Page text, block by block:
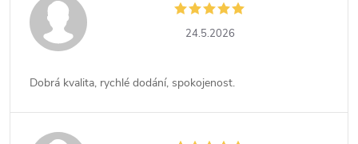
24.5.2026
Dobrá kvalita, rychlé dodání, spokojenost.